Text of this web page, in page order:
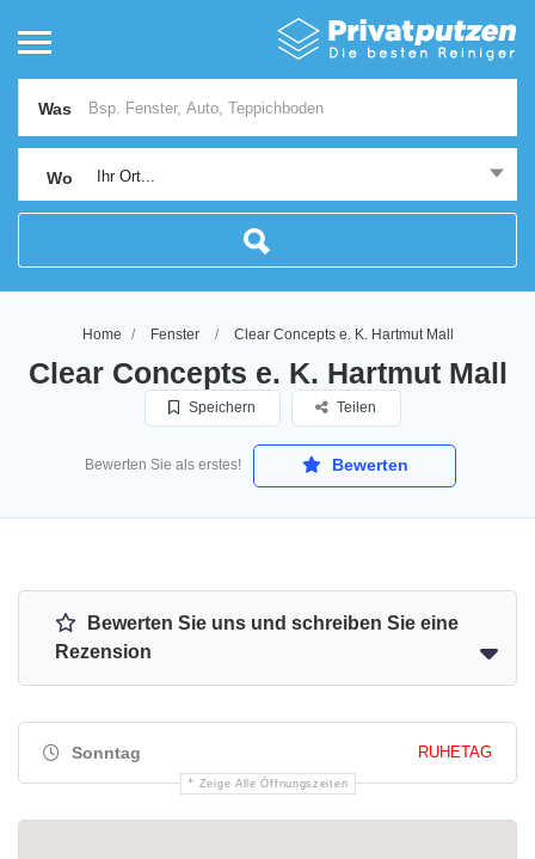
Was
Wo Ihr Ort...
Home Fenster Clear Concepts e. K. Hartmut Mall
Clear Concepts e. K. Hartmut Mall
Speichern Teilen
Bewerten Sie als erstes! Bewerten
Bewerten Sie uns und schreiben Sie eine
Rezension
Sonntag RUHETAG
Zeige Alle Öffnungszeiten